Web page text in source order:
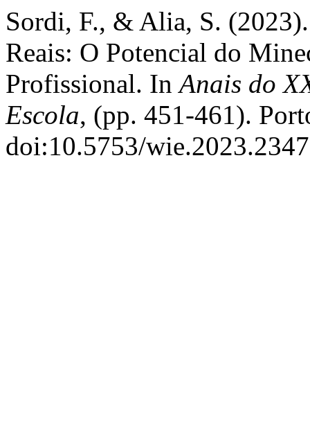
Sordi, F., & Alia, S.
Reais: O Potencial do
Profissional. InAnais do
Escola, (pp. 451-461).
doi:10.5753/